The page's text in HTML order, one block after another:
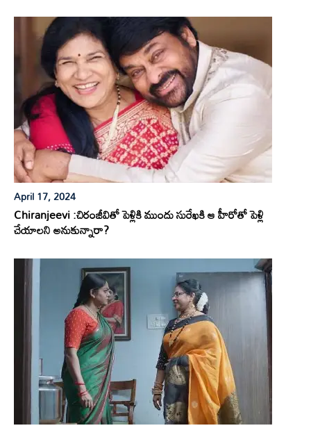
April 17, 2024
Chiranjeevi :చిరంజీవితో పెళ్లికి ముందు సురేఖకి ఆ హీరోతో పెళ్లి
చేయాలని అనుకున్నారా?